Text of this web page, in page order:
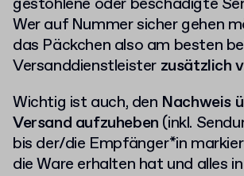
Wer auf Nummer sicher gehen
das Päckchen also am besten
Versanddienstleister zusätzlich
Wichtig ist auch, den Nachweis
Versand aufzuheben (inkl.
bis der/die Empfänger*in
die Ware erhalten hat und alles